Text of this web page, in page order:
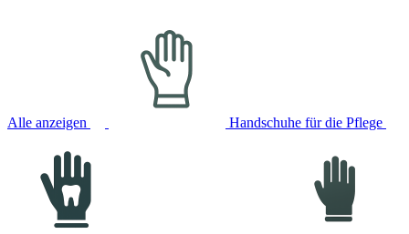
Alle anzeigen Handschuhe für die Pflege